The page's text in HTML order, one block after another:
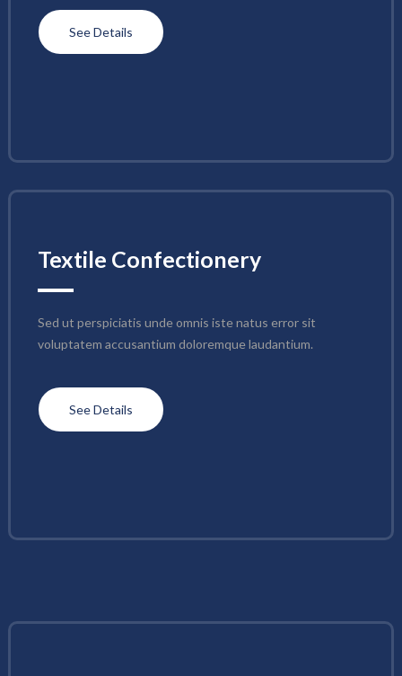
See Details
Textile Confectionery
Sed ut perspiciatis unde omnis iste natus error sit
voluptatem accusantium doloremque laudantium.
See Details